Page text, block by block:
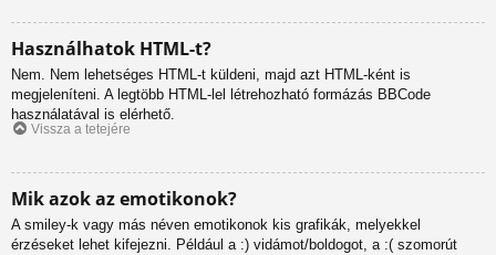
Használhatok HTML-t?
Nem. Nem lehetséges HTML-t küldeni, majd azt HTML-ként is
megjeleníteni. A legtöbb HTML-lel létrehozható formázás BBCode
használatával is elérhető.
Vissza a tetejére
Mik azok az emotikonok?
A smiley-k vagy más néven emotikonok kis grafikák, melyekkel
érzéseket lehet kifejezni. Például a :) vidámot/boldogot, a :( szomorút